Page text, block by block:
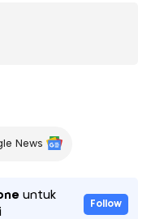
News
untuk
Follow